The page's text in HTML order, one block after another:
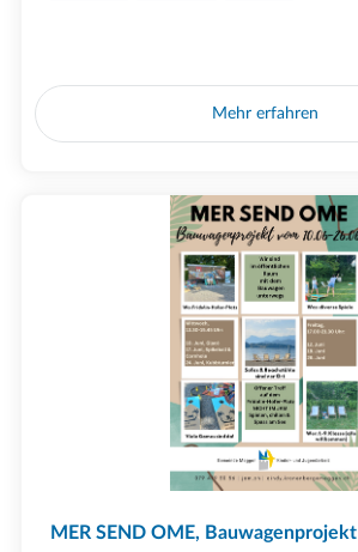
Mehr erfahren
MER SEND OME, Bauwagenprojekt